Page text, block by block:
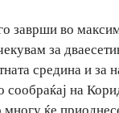
заврши во
за
средина и за
на
ќе